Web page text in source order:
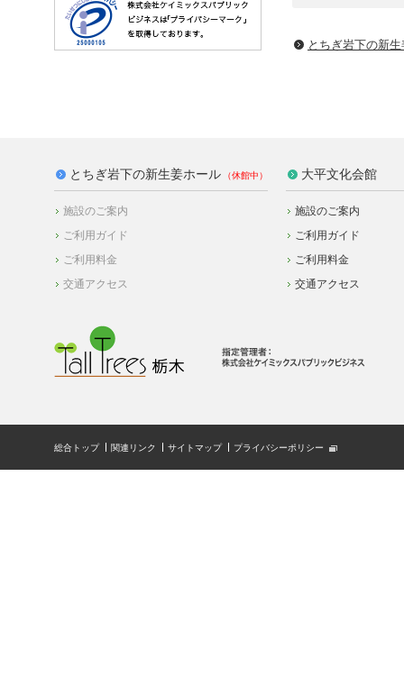
とちぎ岩下の新
とちぎ岩下の新生姜ホール
施設のご案内
ご利用ガイド
ご利用料金
交通アクセス
大平文化会館
施設のご案内
ご利用ガイド
ご利用料金
交通アクセス
総合トップ 関連リンク サイトマップ プライバシーポリシー